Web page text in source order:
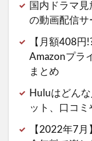
国内ドラマ
の動画配信サ
【月額408
Amazonプラ
まとめ
Huluはどん
ット、口コ
【2022年7